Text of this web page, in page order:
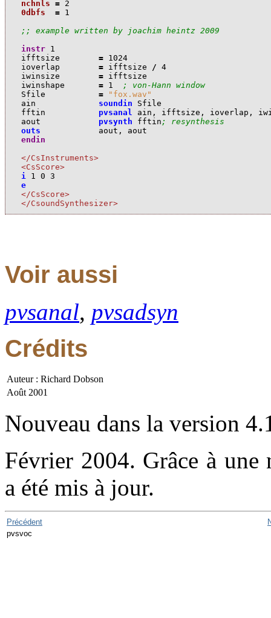
nchnls = 2
0dbfs
= 1
;; example written by joachim heintz 2009
instr 1
i fftsize = 1024
i overlap = i fftsize / 4
i winsize = i fftsize
i winshape = 1
; von-Hann window
Sfile =
"fox.wav"
ain soundin Sfile
fftin pvsanal ain , i fftsize , i overlap , i
aout pvsynth fftin ; resynthesis
outs
aout , aout
endin
</CsInstruments>
<CsScore>
i
1 0 3
e
</CsScore>
</CsoundSynthesizer>
Voir aussi
pvsanal, pvsadsyn
Crédits
Auteur : Richard Dobson
Août 2001
Nouveau dans la version
Février 2004. Grâce à
a été mis à jour.
Précédent
pvsvoc